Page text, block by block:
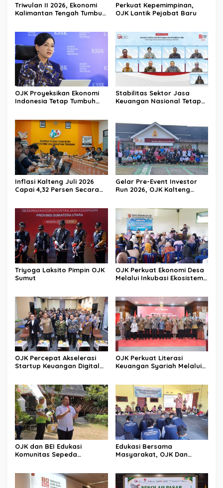
Triwulan II 2026, Ekonomi
Kalimantan Tengah Tumbuh
Perkuat Kepemimpinan,
OJK Lantik Pejabat Baru
OJK Proyeksikan Ekonomi
Indonesia Tetap Tumbuh
Stabilitas Sektor Jasa
Keuangan Nasional Tetap
Inflasi Kalteng Juli 2026
Capai 4,32 Persen Secara
Gelar Pre-Event Investor
Run 2026, OJK Kalteng
Triyoga Laksito Pimpin OJK
Sumut
OJK Perkuat Ekonomi Desa
Melalui Inkubasi Ekosistem
OJK Percepat Akselerasi
Startup Keuangan Digital
OJK Perkuat Literasi
Keuangan Syariah Melalui
OJK dan BEI Edukasi
Komunitas Sepeda
Edukasi Bersama
Masyarakat, OJK Dan